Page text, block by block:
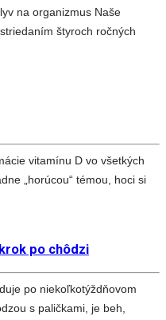
na organizmus Naše
štyroch ročných
vitamínu D vo všetkých
„horúcou“ témou, hoci si
po chôdzi
po niekoľkotýždňovom
s paličkami, je beh,